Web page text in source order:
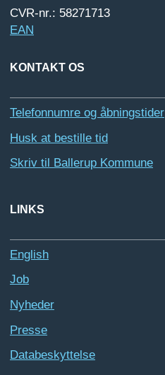
CVR-nr.: 58271713
EAN
KONTAKT OS
Telefonnumre og åbningstider
Husk at bestille tid
Skriv til Ballerup Kommune
LINKS
English
Job
Nyheder
Presse
Databeskyttelse